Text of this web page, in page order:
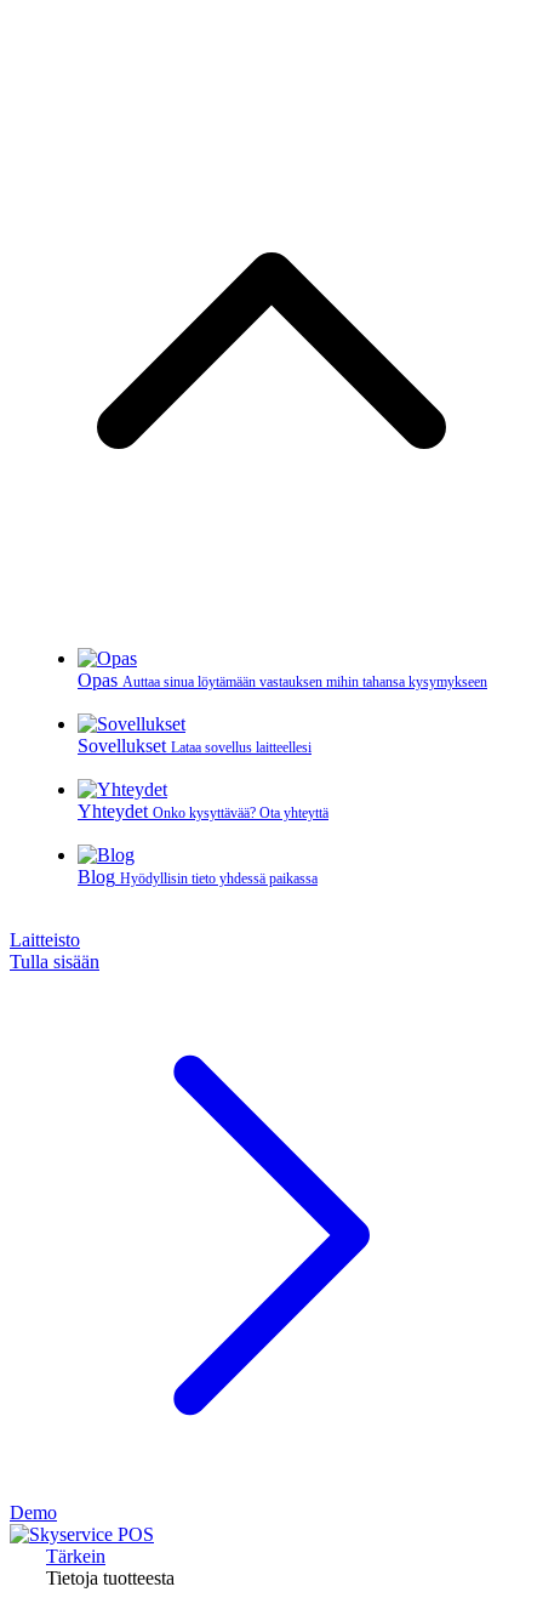
Opas Auttaa sinua löytämään vastauksen mihin tahansa kysymykseen
Sovellukset Lataa sovellus laitteellesi
Yhteydet Onko kysyttävää? Ota yhteyttä
Blog Hyödyllisin tieto yhdessä paikassa
Laitteisto
Tulla sisään
Demo
Tärkein
Tietoja tuotteesta